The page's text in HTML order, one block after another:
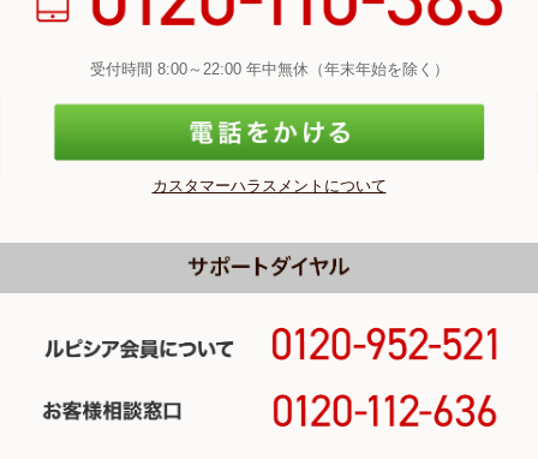
受付時間 8:00～22:00 年中無休（年末年始を除く）
カスタマーハラスメントについて